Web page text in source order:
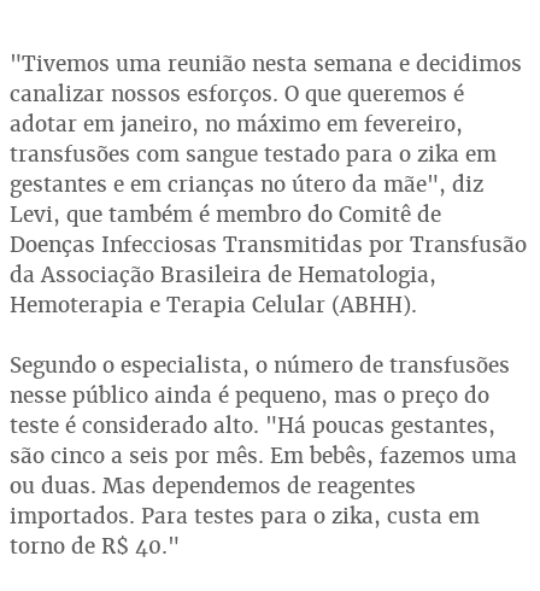
"Tivemos uma reunião nesta semana e decidimos
canalizar nossos esforços. O que queremos é
adotar em janeiro, no máximo em fevereiro,
transfusões com sangue testado para o zika em
gestantes e em crianças no útero da mãe", diz
Levi, que também é membro do Comitê de
Doenças Infecciosas Transmitidas por Transfusão
da Associação Brasileira de Hematologia,
Hemoterapia e Terapia Celular (ABHH).
Segundo o especialista, o número de transfusões
nesse público ainda é pequeno, mas o preço do
teste é considerado alto. "Há poucas gestantes,
são cinco a seis por mês. Em bebês, fazemos uma
ou duas. Mas dependemos de reagentes
importados. Para testes para o zika, custa em
torno de R$ 40."